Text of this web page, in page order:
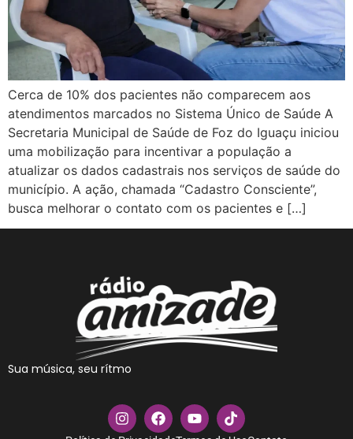
Cerca de 10% dos pacientes não comparecem aos
atendimentos marcados no Sistema Único de Saúde A
Secretaria Municipal de Saúde de Foz do Iguaçu iniciou
uma mobilização para incentivar a população a
atualizar os dados cadastrais nos serviços de saúde do
município. A ação, chamada “Cadastro Consciente”,
busca melhorar o contato com os pacientes e […]
Sua música, seu rítmo